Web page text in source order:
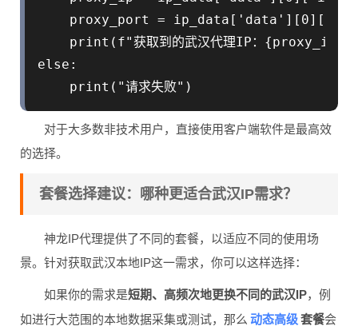
proxy_port =
print(f"获取到的武汉代理IP：
else:
对于大多数非技术用户，直接使用客户端软件是最高效
的选择。
套餐选择建议：哪种更适合武汉IP需求？
神龙IP代理提供了不同的套餐，以适应不同的使用场
景。针对获取武汉本地IP这一需求，你可以这样选择：
如果你的需求是短期、高频次地更换不同的武汉IP，例
如进行大范围的本地数据采集或测试，那么 动态高级套餐会